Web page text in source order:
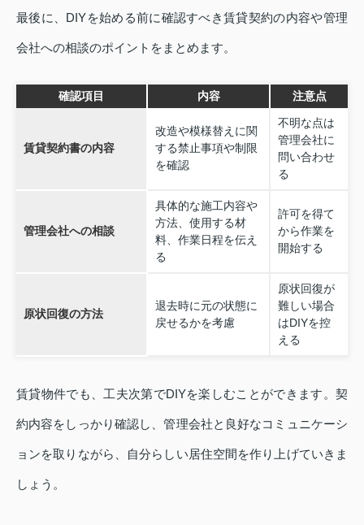
最後に、DIYを始める前に確認すべき賃貸契約の内容や管理
会社への相談のポイントをまとめます。
確認項目 内容 注意点
賃貸契約書の内容
改造や模様替えに関
する禁止事項や制限
を確認
不明な点は
管理会社に
問い合わせ
る
管理会社への相談
具体的な施工内容や
方法、使用する材
料、作業日程を伝え
る
許可を得て
から作業を
開始する
原状回復の方法
退去時に元の状態に
戻せるかを考慮
原状回復が
難しい場合
はDIYを控
える
賃貸物件でも、工夫次第でDIYを楽しむことができます。契
約内容をしっかり確認し、管理会社と良好なコミュニケーシ
ョンを取りながら、自分らしい居住空間を作り上げていきま
しょう。